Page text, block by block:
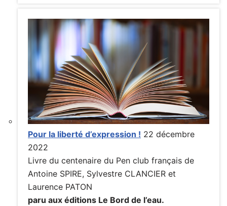
Pour la liberté d’expression ! 22 décembre
2022
Livre du centenaire du Pen club français de
Antoine SPIRE, Sylvestre CLANCIER et
Laurence PATON
paru aux éditions Le Bord de l’eau.